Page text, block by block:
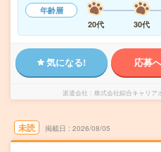
年齢層
20代
30代
気になる! 応募
派遣会社 株式会社綜合キャリア
未読 掲載日 2026/08/05